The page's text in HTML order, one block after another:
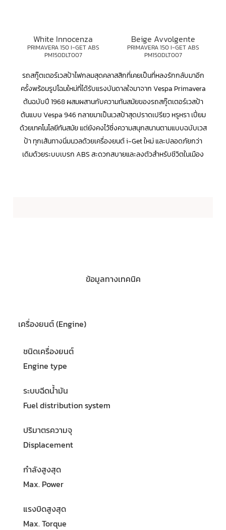
White Innocenza
PRIMAVERA 150 I-GET ABS
PM150DLT007
Beige Avvolgente
PRIMAVERA 150 I-GET ABS
PM150DLT007
รถสกู๊ตเตอร์เวสป้าไฟกลมสุดคลาสสิกที่เคยเป็นที่หลงรักกลับมาอีก
ครั้งพร้อมรูปโฉมใหม่ที่ได้รับแรงบันดาลใจมาจาก Vespa Primavera
ต้นฉบับปี 1968 ผสมผสานกับความทันสมัยของรถสกู๊ตเตอร์เวสป้า
ต้นแบบ Vespa 946 กลายมาเป็นเวสป้าสุดปราดเปรียว หรูหรา เปี่ยม
ด้วยเทคโนโลยีทันสมัย แต่ยังคงไว้ซึ่งความสนุกสนานตามแบบฉบับเวส
ป้า ทุกเส้นทางนิ่มนวลด้วยเครื่องยนต์ i-Get ใหม่ และปลอดภัยกว่า
เดิมด้วยระบบเบรก ABS สะดวกสบายและลงตัวสำหรับชีวิตในเมือง
ข้อมูลทางเทคนิค
เครื่องยนต์ (Engine)
ชนิดเครื่องยนต์
Engine type
ระบบฉีดน้ำมัน
Fuel distribution system
ปริมาตรความจุ
Displacement
กำลังสูงสุด
Max. Power
แรงบิดสูงสุด
Max. Torque